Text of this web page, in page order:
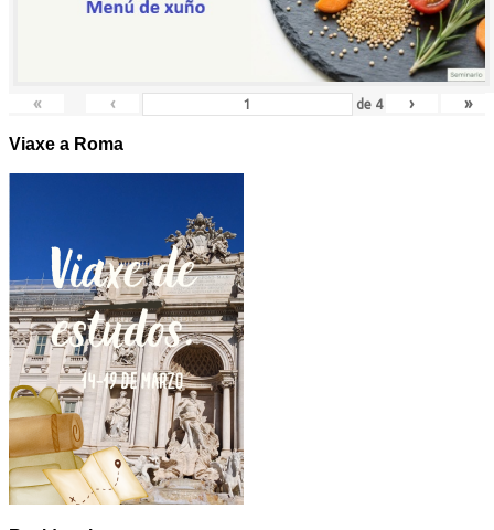
« ‹ de 4 › »
Viaxe a Roma